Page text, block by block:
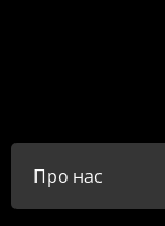
Про нас